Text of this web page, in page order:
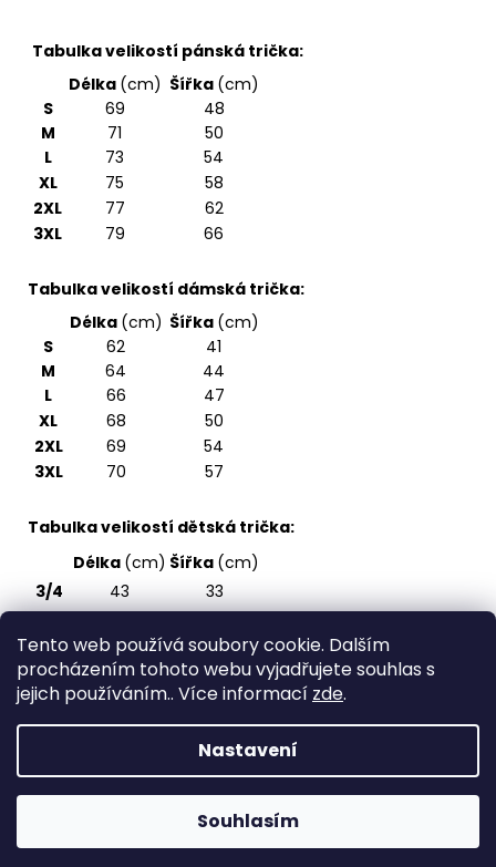
Tento web používá soubory cookie. Dalším
procházením tohoto webu vyjadřujete souhlas s
jejich používáním.. Více informací zde.
Nastavení
Souhlasím
Tabulka velikostí pánská trička:
Délka (cm) Šířka (cm)
S
69
48
M
71
50
L
73
54
XL
75
58
2XL
77
62
3XL
79 66
Tabulka velikostí dámská trička:
Délka (cm) Šířka (cm)
S
62
41
M
64
44
L
66
47
XL
68
50
2XL
69
54
3XL
70 57
Tabulka velikostí dětská trička:
Délka (cm) Šířka (cm)
3/4
43
33
7/8
51
39
9/10
55
43
11/12
á
a
Copyright 2026Spirite - svět originálních triček.
Všechna práva vyhrazena.